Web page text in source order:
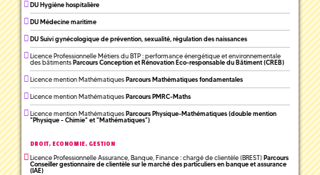
DU Hygiène hospitalière
DU Médecine maritime
DU Suivi gynécologique de prévention, sexualité, régulation des naissances
Licence Professionnelle Métiers du BTP : performance énergétique et environnementale
des bâtimentsParcours Conception et Rénovation Eco-responsable du Bâtiment (CREB)
Licence mention MathématiquesParcours Mathématiques fondamentales
Licence mention MathématiquesParcours PMRC-Maths
Licence mention MathématiquesParcours Physique-Mathématiques (double mention
"Physique - Chimie" et "Mathématiques")
DROIT, ECONOMIE, GESTION
Licence Professionnelle Assurance, Banque, Finance : chargé de clientèle (BREST)Parcours
Conseiller gestionnaire de clientèle sur le marché des particuliers en banque et assurance
(IAE)